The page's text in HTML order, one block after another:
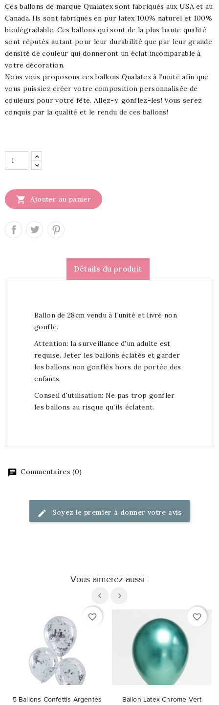
Ces ballons de marque Qualatex sont fabriqués aux USA et au
Canada. Ils sont fabriqués en pur latex 100% naturel et 100%
biodégradable. Ces ballons qui sont de la plus haute qualité,
sont réputés autant pour leur durabilité que par leur grande
densité de couleur qui donneront un éclat incomparable à
votre décoration.
Nous vous proposons ces ballons Qualatex à l’unité afin que
vous puissiez créer votre composition personnalisée de
couleurs pour votre fête. Allez-y, gonflez-les! Vous serez
conquis par la qualité et le rendu de ces ballons!
 Ajouter au panier
Détails du produit
Ballon de 28cm vendu à l'unité et livré non
gonflé.
Attention: la surveillance d'un adulte est
requise. Jeter les ballons éclatés et garder
les ballons non gonflés hors de portée des
enfants.
Conseil d'utilisation: Ne pas trop gonfler
les ballons au risque qu'ils éclatent.
Commentaires (0)
Soyez le premier à donner votre avis
Vous aimerez aussi :
favorite_border
5 Ballons Confettis Argentés
favorite_border
Ballon Latex Chromé Vert